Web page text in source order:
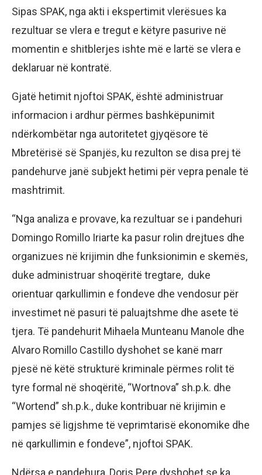
Sipas SPAK, nga akti i ekspertimit vlerësues ka
rezultuar se vlera e tregut e këtyre pasurive në
momentin e shitblerjes ishte më e lartë se vlera e
deklaruar në kontratë.
Gjatë hetimit njoftoi SPAK, është administruar
informacion i ardhur përmes bashkëpunimit
ndërkombëtar nga autoritetet gjyqësore të
Mbretërisë së Spanjës, ku rezulton se disa prej të
pandehurve janë subjekt hetimi për vepra penale të
mashtrimit.
“Nga analiza e provave, ka rezultuar se i pandehuri
Domingo Romillo Iriarte ka pasur rolin drejtues dhe
organizues në krijimin dhe funksionimin e skemës,
duke administruar shoqëritë tregtare, duke
orientuar qarkullimin e fondeve dhe vendosur për
investimet në pasuri të paluajtshme dhe asete të
tjera. Të pandehurit Mihaela Munteanu Manole dhe
Alvaro Romillo Castillo dyshohet se kanë marr
pjesë në këtë strukturë kriminale përmes rolit të
tyre formal në shoqëritë, “Wortnova” sh.p.k. dhe
“Wortend” sh.p.k., duke kontribuar në krijimin e
pamjes së ligjshme të veprimtarisë ekonomike dhe
në qarkullimin e fondeve”, njoftoi SPAK.
Ndërsa e pandehura, Doris Pere dyshohet se ka